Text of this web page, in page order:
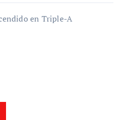
en Triple-A